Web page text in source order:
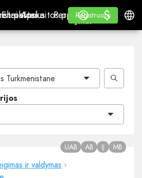
El. paštas
El. paštasApskaitos programa
Apskaitos programa
Perpardavėjams
„WHITE LABEL“
Mokymasis
Mokymasis
Registruotis
Registruotis
Prisijungti
$
$
Turkmėnistane
ir valdymas ›
UAB AB IĮ MB